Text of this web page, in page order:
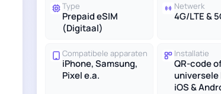
Type
Prepaid eSIM
(Digitaal)
Netwerk
4G/LTE &
Compatibele apparaten
iPhone, Samsung,
Pixel e.a.
Installatie
QR-code
universele
iOS &